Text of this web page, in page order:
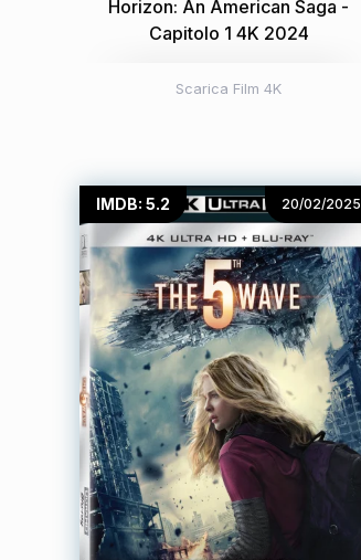
Horizon: An American Saga -
Capitolo 1 4K 2024
Scarica Film 4K
IMDB: 5.2 20/02/2025